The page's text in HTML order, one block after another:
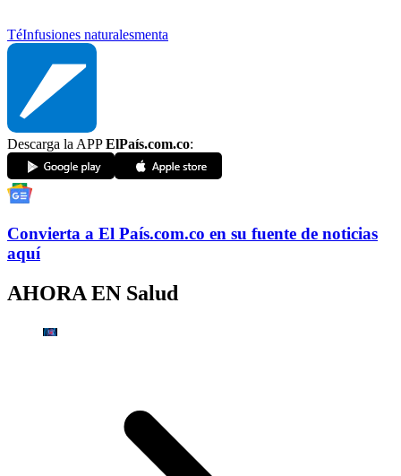
TéInfusiones naturalesmenta
Descarga la APPElPaís.com.co:
Convierta a El País.com.co en su fuente de noticias
aquí
AHORA EN Salud